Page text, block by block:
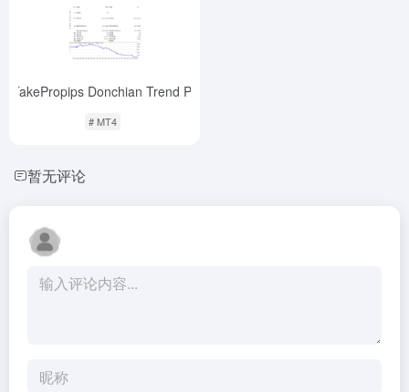
TakePropips Donchian Trend PRO
# MT4
暂无评论